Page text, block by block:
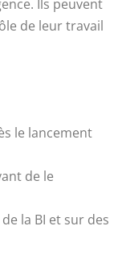
Ils peuvent
de leur travail
le lancement
de le
la BI et sur des